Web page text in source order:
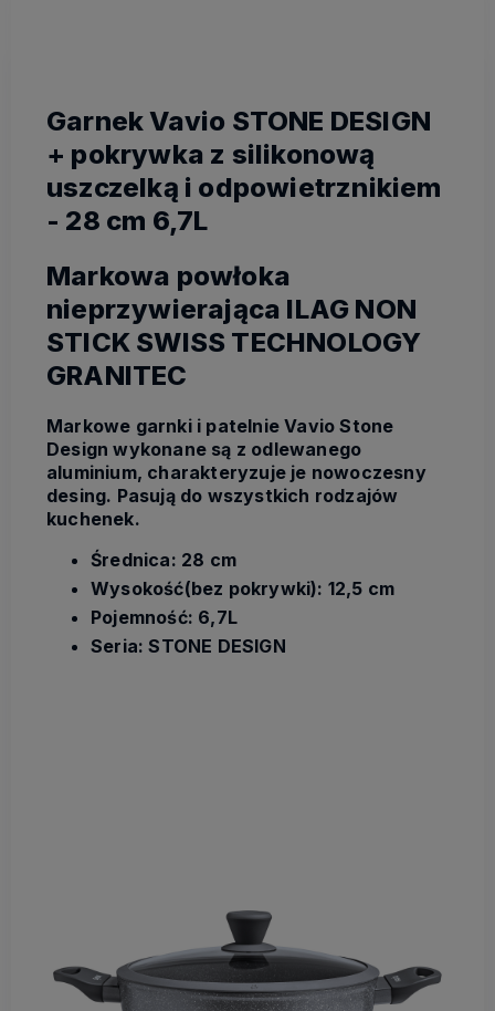
Garnek Vavio STONE DESIGN
+ pokrywka z silikonową
uszczelką i odpowietrznikiem
- 28 cm 6,7L
Markowa powłoka
nieprzywierająca ILAG NON
STICK SWISS TECHNOLOGY
GRANITEC
Markowe garnki i patelnie Vavio Stone
Design wykonane są z odlewanego
aluminium, charakteryzuje je nowoczesny
desing. Pasują do wszystkich rodzajów
kuchenek.
Średnica: 28 cm
Wysokość(bez pokrywki): 12,5 cm
Pojemność: 6,7L
Seria: STONE DESIGN